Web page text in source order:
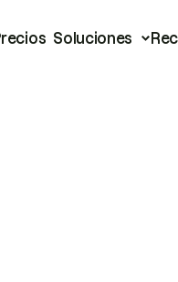
Soluciones